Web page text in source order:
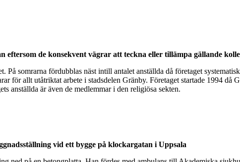
de konsekvent vägrar att teckna eller tillämpa gällande
somrarna fördubblas näst intill antalet anställda då företaget
för allt utåtriktat arbete i stadsdelen Gränby. Företaget startade 1994 då
anställda är även de medlemmar i den religiösa sekten.
vid ett bygge på klockargatan i Uppsala